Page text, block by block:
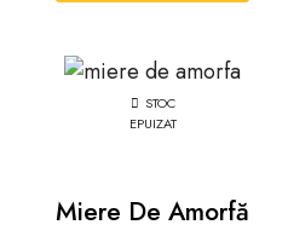
STOC
EPUIZAT
Miere De Amorfă